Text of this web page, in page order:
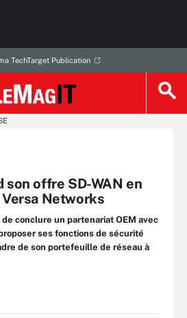
TechTarget Publication
son offre SD-WAN en
Versa Networks
conclure un partenariat OEM avec
ses fonctions de sécurité
de son portefeuille de réseau à